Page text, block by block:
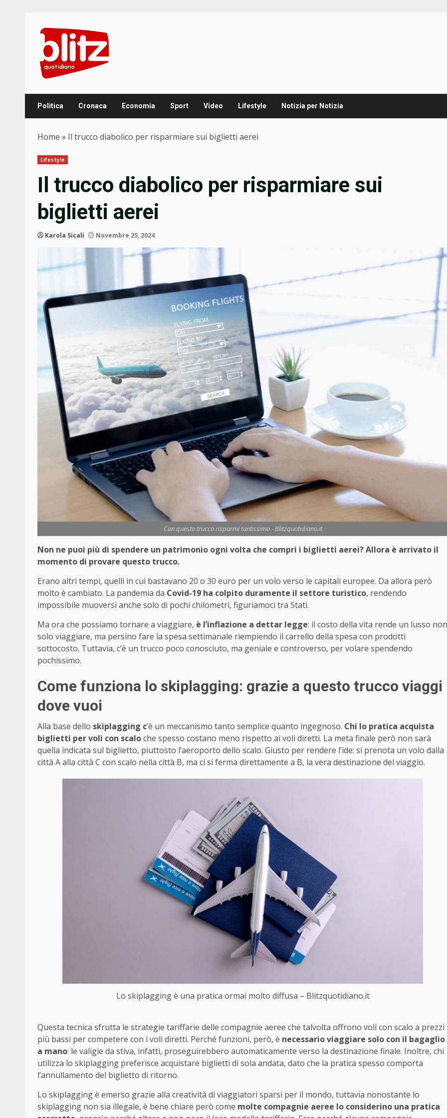
content
Politica Cronaca Economia Sport Video Lifestyle Notizia per Notizia
Home » Il trucco diabolico per risparmiare sui biglietti aerei
Lifestyle
Il trucco diabolico per risparmiare sui
biglietti aerei
Karola Sicali Novembre 25, 2024
Con questo trucco risparmi tantissimo - Blitzquotidiano.it
Non ne puoi più di spendere un patrimonio ogni volta che compri i biglietti aerei? Allora è arrivato il
momento di provare questo trucco.
Erano altri tempi, quelli in cui bastavano 20 o 30 euro per un volo verso le capitali europee. Da allora però
molto è cambiato. La pandemia da Covid-19 ha colpito duramente il settore turistico, rendendo
impossibile muoversi anche solo di pochi chilometri, figuriamoci tra Stati.
Ma ora che possiamo tornare a viaggiare, è l’inflazione a dettar legge: il costo della vita rende un lusso non
solo viaggiare, ma persino fare la spesa settimanale riempiendo il carrello della spesa con prodotti
sottocosto. Tuttavia, c’è un trucco poco conosciuto, ma geniale e controverso, per volare spendendo
pochissimo.
Come funziona lo skiplagging: grazie a questo trucco viaggi
dove vuoi
Alla base dello skiplagging c’è un meccanismo tanto semplice quanto ingegnoso. Chi lo pratica acquista
biglietti per voli con scaloche spesso costano meno rispetto ai voli diretti. La meta finale però non sarà
quella indicata sul biglietto, piuttosto l’aeroporto dello scalo. Giusto per rendere l’ide: si prenota un volo dalla
città A alla città C con scalo nella città B, ma ci si ferma direttamente a B, la vera destinazione del viaggio.
Lo skiplagging è una pratica ormai molto diffusa – Blitzquotidiano.it
Questa tecnica sfrutta le strategie tariffarie delle compagnie aeree che talvolta offrono voli con scalo a prezzi
più bassi per competere con i voli diretti. Perché funzioni, però, è necessario viaggiare solo con il bagaglio
a mano: le valigie da stiva, infatti, proseguirebbero automaticamente verso la destinazione finale. Inoltre, chi
utilizza lo skiplagging preferisce acquistare biglietti di sola andata, dato che la pratica spesso comporta
l’annullamento del biglietto di ritorno.
Lo skiplagging è emerso grazie alla creatività di viaggiatori sparsi per il mondo, tuttavia nonostante lo
skiplagging non sia illegale, è bene chiare però come molte compagnie aeree lo considerino una pratica